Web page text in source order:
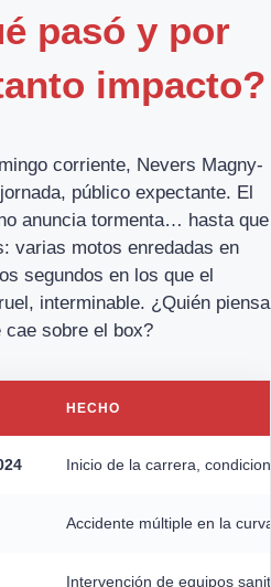
pasó y por
impacto?
corriente, Nevers Magny-
público expectante. El
anuncia tormenta… hasta que
varias motos enredadas en
segundos en los que el
interminable. ¿Quién piensa
sobre el box?
HECHO
Inicio de la carrera,
Accidente múltiple en la
Intervención de equipos